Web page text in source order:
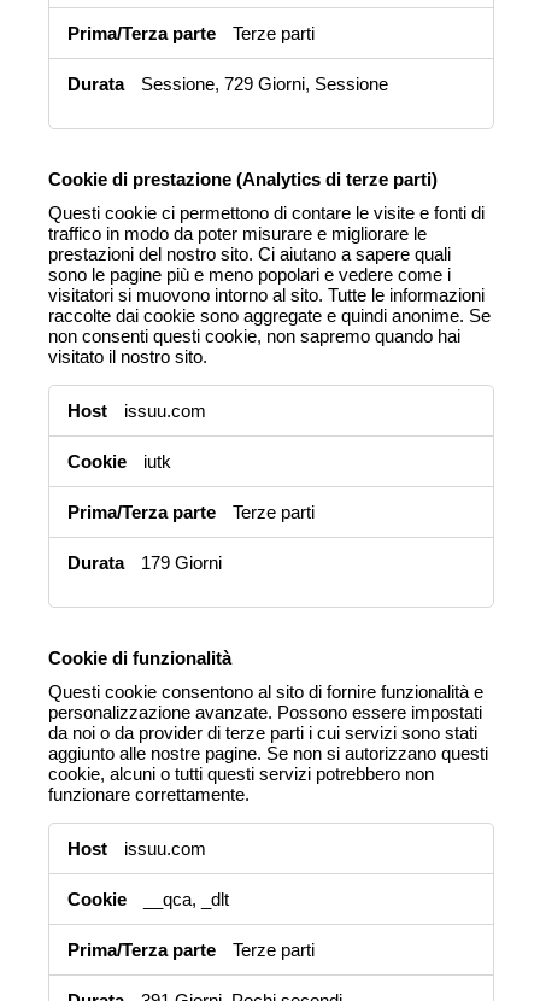
Terze parti
Sessione, 729 Giorni, Sessione
Cookie di prestazione (Analytics di terze parti)
Questi cookie ci permettono di contare le visite e fonti di
traffico in modo da poter misurare e migliorare le
prestazioni del nostro sito. Ci aiutano a sapere quali
sono le pagine più e meno popolari e vedere come i
visitatori si muovono intorno al sito. Tutte le informazioni
raccolte dai cookie sono aggregate e quindi anonime. Se
non consenti questi cookie, non sapremo quando hai
visitato il nostro sito.
Cookie
prestazione
(Analytics
di
terze
parti)
issuu.com
iutk
Terze parti
179 Giorni
Cookie di funzionalità
Questi cookie consentono al sito di fornire funzionalità e
personalizzazione avanzate. Possono essere impostati
da noi o da provider di terze parti i cui servizi sono stati
aggiunto alle nostre pagine. Se non si autorizzano questi
cookie, alcuni o tutti questi servizi potrebbero non
funzionare correttamente.
Cookie
funzionalità
issuu.com
__qca, _dlt
Terze parti